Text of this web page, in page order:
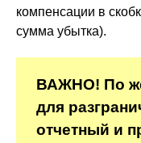
компенсации в
сумма убытка).
ВАЖНО! По
для
отчетный и